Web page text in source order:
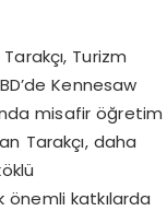
Turizm
Kennesaw
misafir öğretim
Tarakçı, daha
önemli katkılarda